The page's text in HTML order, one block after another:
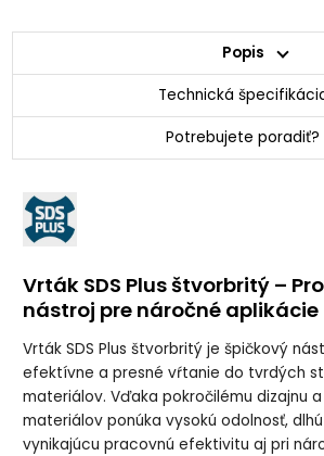
Popis
Technická
Potrebujete poradiť?
Vrták SDS Plus štvorbritý –
nástroj pre náročné aplikácie
Vrták SDS Plus štvorbritý je špičkový
efektívne a presné vŕtanie do tvrdých
materiálov. Vďaka pokročilému dizajnu
materiálov ponúka vysokú odolnosť,
vynikajúcu pracovnú efektivitu aj pri